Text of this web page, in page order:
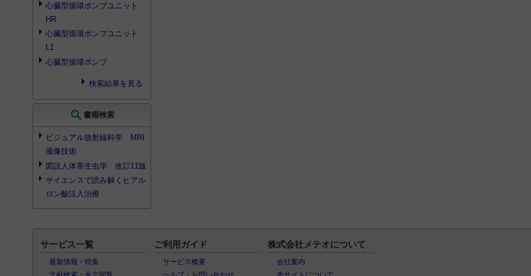
心臓型循環ポンプユニット
HR
心臓型循環ポンプユニット
L1
心臓型循環ポンプ
検索結果を見る
search 書籍検索
ビジュアル放射線科学 MRI
撮像技術
図説人体寄生虫学 改訂11版
サイエンスで読み解くヒアル
ロン酸注入治療
サービス一覧
最新情報・特集
ご利用ガイド
サービス概要
株式会社メテオについて
会社案内